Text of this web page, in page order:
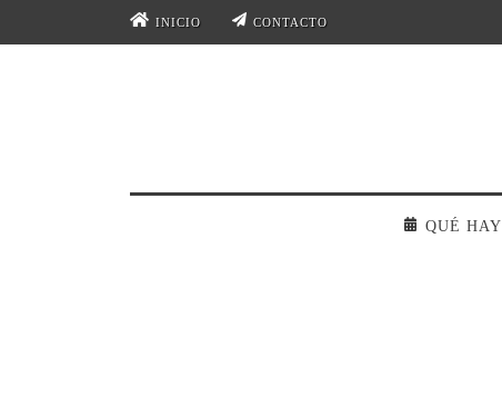
INICIO CONTACTO
QUÉ HAY